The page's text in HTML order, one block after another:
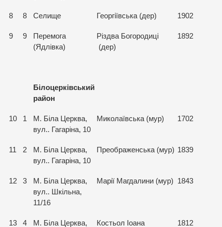
8 8 Селище Георгіївська (дер) 1902
9 9
Перемога
(Ядлівка)
Різдва Богородиці
(дер)
1892
Білоцерківський
район
10 1
М. Біла Церква,
вул.. Гагаріна, 10
Миколаївська (мур) 1702
11 2
М. Біла Церква,
вул.. Гагаріна, 10
Преображенська (мур) 1839
12 3
М. Біла Церква,
вул.. Шкільна,
11/16
Марії Магдалини (мур) 1843
13 4
М. Біла Церква,
Костьол Іоана
1812